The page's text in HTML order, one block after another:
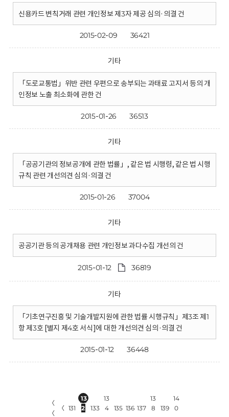
신용카드 변칙거래 관련 개인정보 제3자 제공 심의·의결 건
2015-02-09 36421
기타
「도로교통법」위반 관련 우편으로 송부되는 과태료 고지서 등의 개
인정보 노출 최소화에 관한 건
2015-01-26 36513
기타
「공공기관의 정보공개에 관한 법률」, 같은 법 시행령, 같은 법 시행
규칙 관련 개선의견 심의·의결 건
2015-01-26 37004
기타
공공기관 등의 공개채용 관련 개인정보 과다수집 개선의 건
2015-01-12 36819
기타
「기초연구진흥 및 기술개발지원에 관한 법률 시행규칙」제3조 제1
항 제3호 [별지 제4호 서식]에 대한 개선의견 심의·의결 건
2015-01-12 36448
〈
〈
〈 131
13
2
133
13
4
135 136 137
13
8
139
14
0